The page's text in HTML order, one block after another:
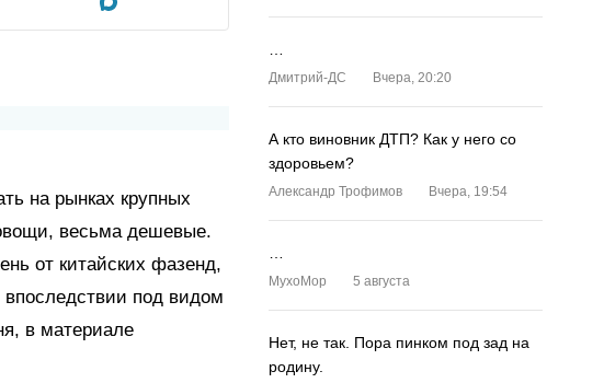
на рынках крупных
весьма дешевые.
от китайских фазенд,
впоследствии под видом
в материале
Дмитрий-ДС Вчера, 20:20
А кто виновник ДТП? Как у него со
здоровьем?
Александр Трофимов Вчера, 19:54
MyxoMop 5 августа
Нет, не так. Пора пинком под зад на
родину.